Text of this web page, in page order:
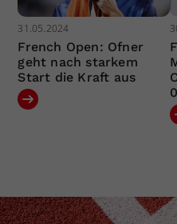
31.05.2024
French Open: Ofner
geht nach starkem
Start die Kraft aus